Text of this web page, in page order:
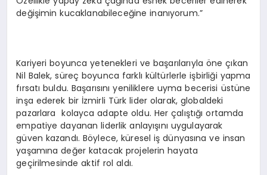
değişimin kucaklanabileceğine inanıyorum.”
Kariyeri boyunca yetenekleri ve başarılarıyla öne çıkan
Nil Balek, süreç boyunca farklı kültürlerle işbirliği yapma
fırsatı buldu. Başarısını yeniliklere uyma becerisi üstüne
inşa ederek bir İzmirli Türk lider olarak, globaldeki
pazarlara kolayca adapte oldu. Her çalıştığı ortamda
empatiye dayanan liderlik anlayışını uygulayarak
güven kazandı. Böylece, küresel iş dünyasına ve insan
yaşamına değer katacak projelerin hayata
geçirilmesinde aktif rol aldı.